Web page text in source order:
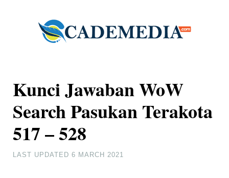
Kunci Jawaban WoW
Search Pasukan Terakota
517 – 528
LAST UPDATED6 MARCH 2021